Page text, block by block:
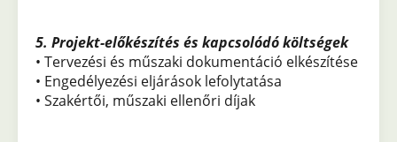
5. Projekt-előkészítés és kapcsolódó költségek
• Tervezési és műszaki dokumentáció elkészítése
• Engedélyezési eljárások lefolytatása
• Szakértői, műszaki ellenőri díjak